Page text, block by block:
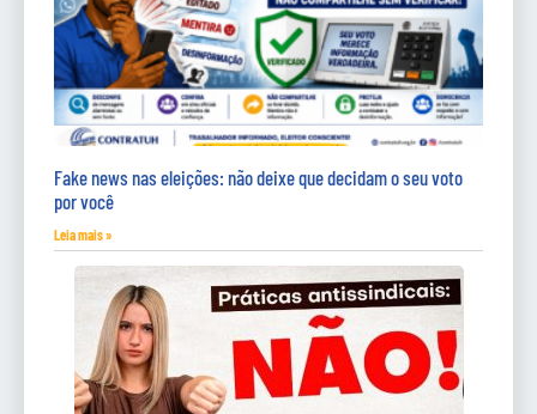
Fake news nas eleições: não deixe que decidam o seu voto
por você
Leia mais »